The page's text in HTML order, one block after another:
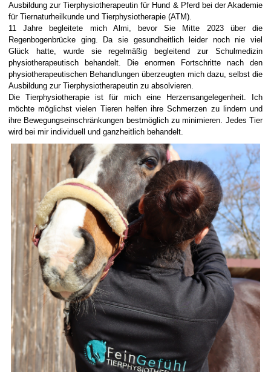
Ausbildung zur Tierphysiotherapeutin für Hund & Pferd bei der Akademie
für Tiernaturheilkunde und Tierphysiotherapie (ATM).
11 Jahre begleitete mich Almi, bevor Sie Mitte 2023 über die
Regenbogenbrücke ging. Da sie gesundheitlich leider noch nie viel
Glück hatte, wurde sie regelmäßig begleitend zur Schulmedizin
physiotherapeutisch behandelt. Die enormen Fortschritte nach den
physiotherapeutischen Behandlungen überzeugten mich dazu, selbst die
Ausbildung zur Tierphysiotherapeutin zu absolvieren.
Die Tierphysiotherapie ist für mich eine Herzensangelegenheit. Ich
möchte möglichst vielen Tieren helfen ihre Schmerzen zu lindern und
ihre Bewegungseinschränkungen bestmöglich zu minimieren. Jedes Tier
wird bei mir individuell und ganzheitlich behandelt.